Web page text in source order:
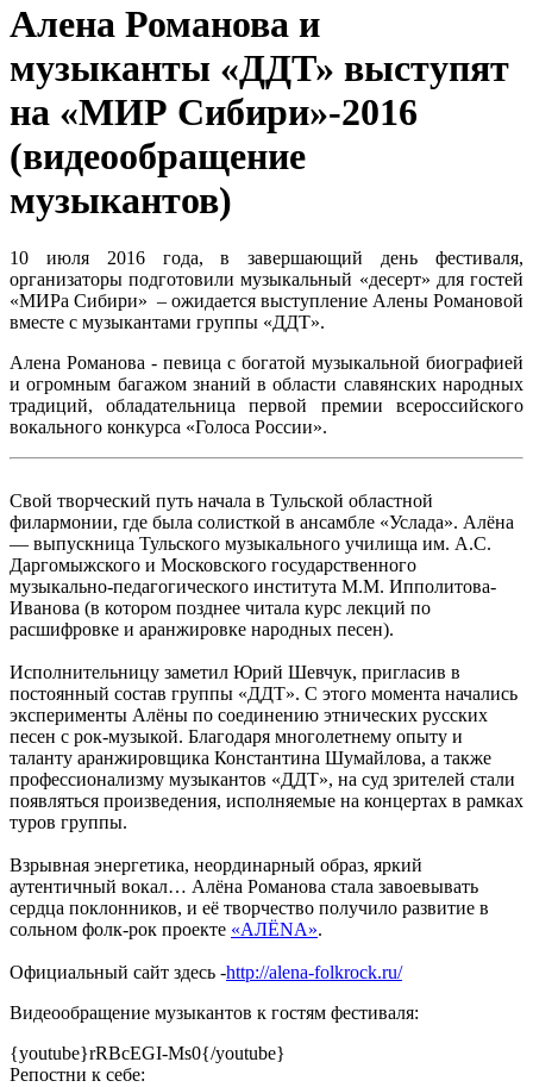
Алена Романова и
музыканты «ДДТ» выступят
на «МИР Сибири»-2016
(видеообращение
музыкантов)
10 июля 2016 года, в завершающий день фестиваля,
организаторы подготовили музыкальный «десерт» для гостей
«МИРа Сибири» – ожидается выступление Алены Романовой
вместе с музыкантами группы «ДДТ».
Алена Романова - певица с богатой музыкальной биографией
и огромным багажом знаний в области славянских народных
традиций, обладательница первой премии всероссийского
вокального конкурса «Голоса России».
Свой творческий путь начала в Тульской областной
филармонии, где была солисткой в ансамбле «Услада». Алёна
— выпускница Тульского музыкального училища им. А.С.
Даргомыжского и Московского государственного
музыкально-педагогического института М.М. Ипполитова-
Иванова (в котором позднее читала курс лекций по
расшифровке и аранжировке народных песен).
Исполнительницу заметил Юрий Шевчук, пригласив в
постоянный состав группы «ДДТ». С этого момента начались
эксперименты Алёны по соединению этнических русских
песен с рок-музыкой. Благодаря многолетнему опыту и
таланту аранжировщика Константина Шумайлова, а также
профессионализму музыкантов «ДДТ», на суд зрителей стали
появляться произведения, исполняемые на концертах в рамках
туров группы.
Взрывная энергетика, неординарный образ, яркий
аутентичный вокал… Алёна Романова стала завоевывать
сердца поклонников, и её творчество получило развитие в
сольном фолк-рок проекте «AЛЁNA».
Официальный сайт здесь -http://alena-folkrock.ru/
Видеообращение музыкантов к гостям фестиваля:
{youtube}rRBcEGI-Ms0{/youtube}
Репостни к себе: